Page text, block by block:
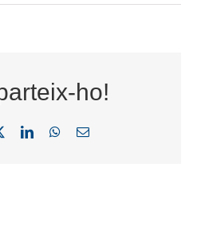
ho!
LinkedInWhatsApp
Email: